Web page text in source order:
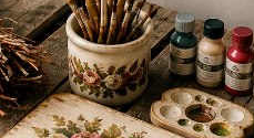
TAVSIYE ET YORUM